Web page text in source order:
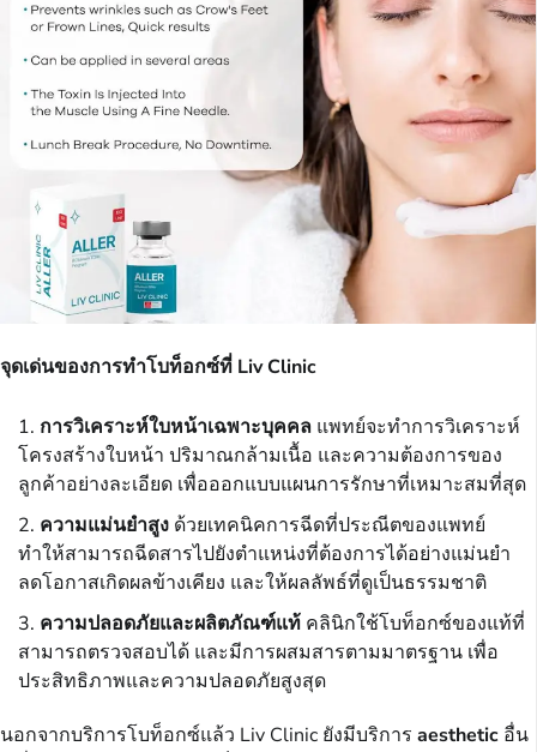
จุดเด่นของการทำโบท็อกซ์ที่ Liv Clinic
การวิเคราะห์ใบหน้าเฉพาะบุคคล แพทย์จะทำการวิเคราะห์
โครงสร้างใบหน้า ปริมาณกล้ามเนื้อ และความต้องการของ
ลูกค้าอย่างละเอียด เพื่อออกแบบแผนการรักษาที่เหมาะสมที่สุด
ความแม่นยำสูง ด้วยเทคนิคการฉีดที่ประณีตของแพทย์
ทำให้สามารถฉีดสารไปยังตำแหน่งที่ต้องการได้อย่างแม่นยำ
ลดโอกาสเกิดผลข้างเคียง และให้ผลลัพธ์ที่ดูเป็นธรรมชาติ
ความปลอดภัยและผลิตภัณฑ์แท้ คลินิกใช้โบท็อกซ์ของแท้ที่
สามารถตรวจสอบได้ และมีการผสมสารตามมาตรฐาน เพื่อ
ประสิทธิภาพและความปลอดภัยสูงสุด
นอกจากบริการโบท็อกซ์แล้ว Liv Clinic ยังมีบริการ aesthetic อื่น